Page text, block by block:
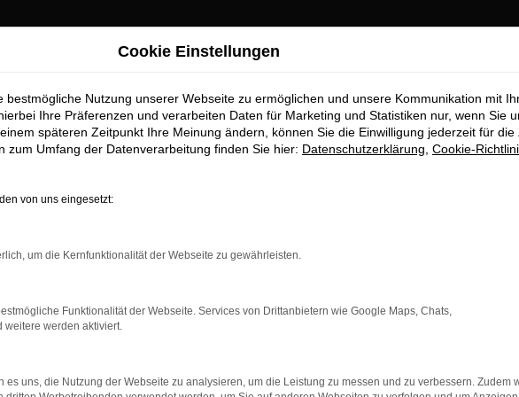
das Laden bestimmter Seiten verhindern. Funktioniert die Seite in einem
zu beheben.
Cookie Einstellungen
bestmögliche Nutzung unserer Webseite zu ermöglichen und unsere Kommunikation mit
Ihre Präferenzen und verarbeiten Daten für Marketing und Statistiken nur, wenn Sie
späteren Zeitpunkt Ihre Meinung ändern, können Sie die Einwilligung jederzeit für die
zum Umfang der Datenverarbeitung finden Sie hier: Datenschutzerklärung Cookie-
von uns eingesetzt:
um die Kernfunktionalität der Webseite zu gewährleisten.
Funktionalität der Webseite. Services von Drittanbietern wie Google Maps, Chats,
weitere werden aktiviert.
es uns, die Nutzung der Webseite zu analysieren, um die Leistung zu messen und zu verbessern. Zudem